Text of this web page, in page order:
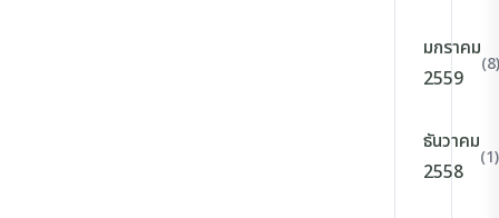
มกราคม
2559
(8)
ธันวาคม
2558
(1)